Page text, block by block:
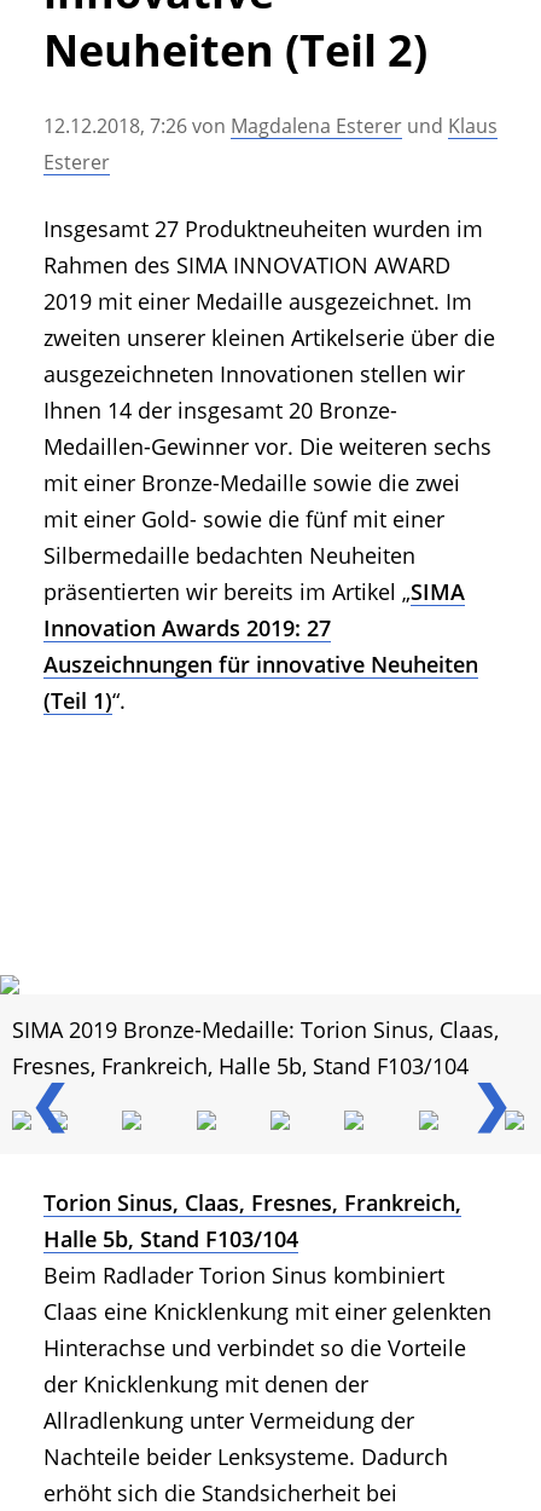
• Messen und Veranstaltungen
• Agritechnica Neuheiten Archiv
• Artikel nach Hersteller/Marke
Neuheiten (Teil 2)
12.12.2018, 7:26von Magdalena Esterer und Klaus
Esterer
Insgesamt 27 Produktneuheiten wurden im
Rahmen des SIMA INNOVATION AWARD
2019 mit einer Medaille ausgezeichnet. Im
zweiten unserer kleinen Artikelserie über die
ausgezeichneten Innovationen stellen wir
Ihnen 14 der insgesamt 20 Bronze-
Medaillen-Gewinner vor. Die weiteren sechs
mit einer Bronze-Medaille sowie die zwei
mit einer Gold- sowie die fünf mit einer
Silbermedaille bedachten Neuheiten
präsentierten wir bereits im Artikel „SIMA
Innovation Awards 2019: 27
Auszeichnungen für innovative Neuheiten
(Teil 1)“.
❮ ❯
SIMA 2019 Bronze-Medaille: Torion Sinus, Claas,
Fresnes, Frankreich, Halle 5b, Stand F103/104
Torion Sinus, Claas, Fresnes, Frankreich,
Halle 5b, Stand F103/104
Beim Radlader Torion Sinus kombiniert
Claas eine Knicklenkung mit einer gelenkten
Hinterachse und verbindet so die Vorteile
der Knicklenkung mit denen der
Allradlenkung unter Vermeidung der
Nachteile beider Lenksysteme. Dadurch
erhöht sich die Standsicherheit bei